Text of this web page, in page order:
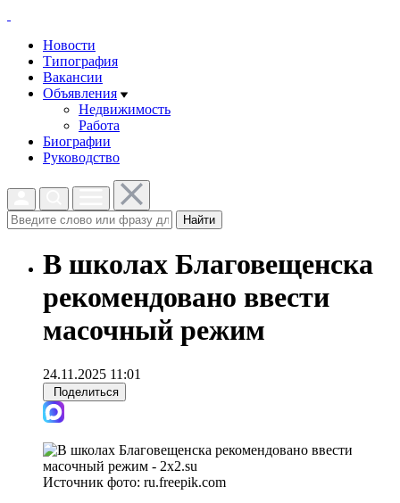
Новости
Типография
Вакансии
Объявления
Недвижимость
Работа
Биографии
Руководство
Найти
В школах Благовещенска
рекомендовано ввести
масочный режим
24.11.2025 11:01
Поделиться
Источник фото: ru.freepik.com